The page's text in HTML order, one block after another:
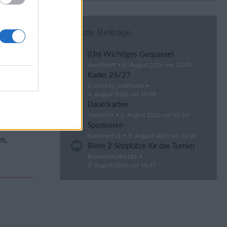
oft
(Un) Wichtiges Gequassel
starrsheriff 4. August 2026 um 21:43
Kader 26/27
Eishockey_Liebhaber
4. August 2026 um 19:08
Dauerkarten
Staberl19 4. August 2026 um 16:34
Sponsoren
bluelinerEVL 3. August 2026 um 22:09
Biete 2 Sitzplätze für das Turnier
BratwurstUltra186
3. August 2026 um 14:37